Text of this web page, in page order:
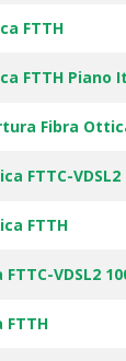
FTTH
FTTH Piano
Fibra
FTTC-VDSL2
FTTH
VDSL2
FTTH